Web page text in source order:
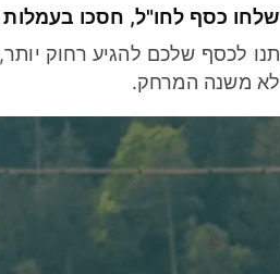
שלחו כסף לחו"ל, חסכו בעמלות
תנו לכסף שלכם להגיע רחוק יותר,
לא משנה המרחק.